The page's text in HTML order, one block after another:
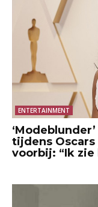
ENTERTAINMENT
tijdens
voorbij: “Ik zie